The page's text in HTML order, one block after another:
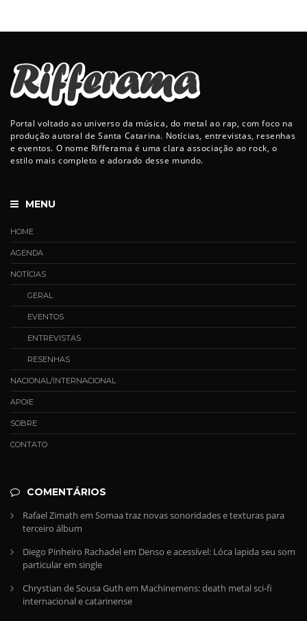
Portal voltado ao universo da música, do metal ao rap, com foco na
produção autoral de Santa Catarina. Notícias, entrevistas, resenhas
e eventos. O nome Rifferama é uma clara associação ao rock, o
estilo mais completo e adorado desse mundo.
MENU
HOME
AGENDA
NOTÍCIAS
GERAL
EVENTOS
ENTREVISTAS
RESENHAS
NACIONAL/INTERNACIONAL
APOIE
SOBRE
CONTATO
COMENTÁRIOS
Rafael Zimath em Somaa traz novas sonoridades e texturas para
terceiro álbum
Diego Pinheiro Rachadelem Denso e acessível: Lóca lapida seu som
particular em single
Chrystian de Sousa Guth em Machinemens: death metal sci-fi
internacional e catarinense